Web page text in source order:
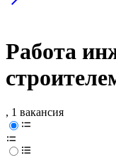
Работа
, 1 вакансия